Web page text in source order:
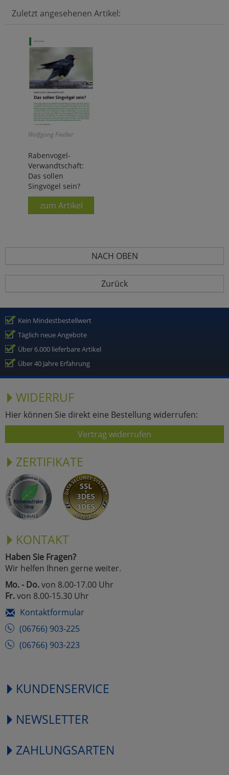
Zuletzt angesehenen Artikel:
Wolfgang Fiedler
Rabenvogel-
Verwandtschaft:
Das sollen
Singvögel sein?
zum Artikel
NACH OBEN
Zurück
Kein Mindestbestellwert
Täglich neue Angebote
Über 6.000 lieferbare Artikel
Über 40 Jahre Erfahrung
WIDERRUF
Hier können Sie direkt eine Bestellung widerrufen:
Vertrag widerrufen
ZERTIFIKATE
KONTAKT
Haben Sie Fragen?
Wir helfen Ihnen gerne weiter.
Mo. - Do.von 8.00-17.00 Uhr
Fr.von 8.00-15.30 Uhr
Kontaktformular
(06766) 903-225
(06766) 903-223
KUNDENSERVICE
NEWSLETTER
ZAHLUNGSARTEN